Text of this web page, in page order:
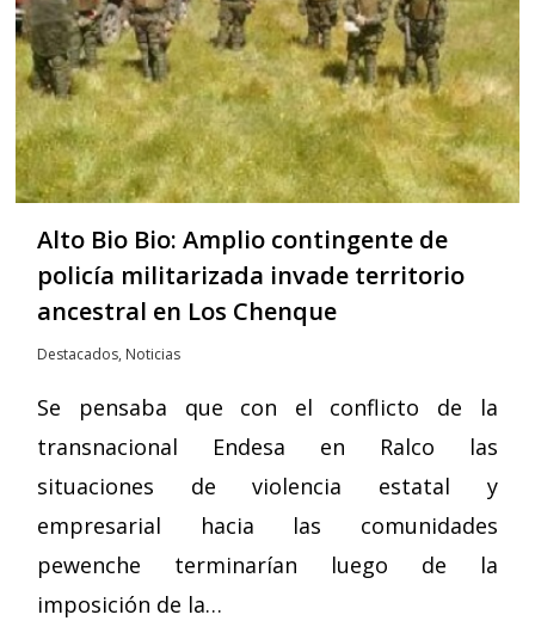
Alto Bio Bio: Amplio contingente de
policía militarizada invade territorio
ancestral en Los Chenque
Destacados, Noticias
Se pensaba que con el conflicto de la
transnacional Endesa en Ralco las
situaciones de violencia estatal y
empresarial hacia las comunidades
pewenche terminarían luego de la
imposición de la…